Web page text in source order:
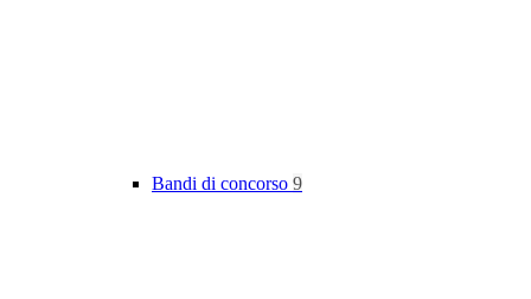
Bandi di concorso 9